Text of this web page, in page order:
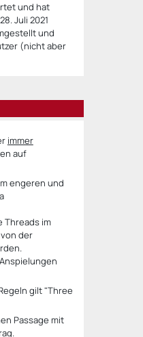
und hat
Juli 2021
und
(nicht aber
immer
auf
engeren und
Threads im
der
gilt "Three
Passage mit